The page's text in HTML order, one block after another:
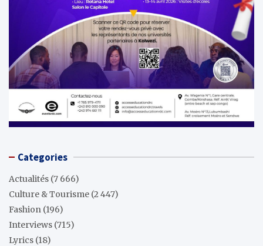
Categories
Actualités (7 666)
Culture & Tourisme (2 447)
Fashion (196)
Interviews (715)
Lyrics (18)